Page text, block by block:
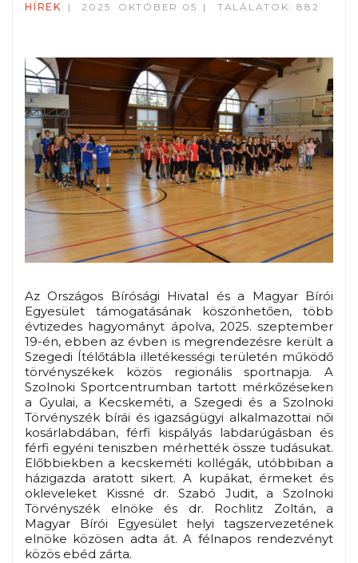
HÍREK 2025. OKTÓBER 05 TALÁLATOK: 882
Az Országos Bírósági Hivatal és a Magyar Bírói
Egyesület támogatásának köszönhetően, több
évtizedes hagyományt ápolva, 2025. szeptember
19-én, ebben az évben is megrendezésre került a
Szegedi Ítélőtábla illetékességi területén működő
törvényszékek közös regionális sportnapja. A
Szolnoki Sportcentrumban tartott mérkőzéseken
a Gyulai, a Kecskeméti, a Szegedi és a Szolnoki
Törvényszék bírái és igazságügyi alkalmazottai női
kosárlabdában, férfi kispályás labdarúgásban és
férfi egyéni teniszben mérhették össze tudásukat.
Előbbiekben a kecskeméti kollégák, utóbbiban a
házigazda aratott sikert. A kupákat, érmeket és
okleveleket Kissné dr. Szabó Judit, a Szolnoki
Törvényszék elnöke és dr. Rochlitz Zoltán, a
Magyar Bírói Egyesület helyi tagszervezetének
elnöke közösen adta át. A félnapos rendezvényt
közös ebéd zárta.